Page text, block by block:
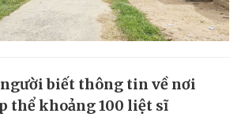
biết thông tin về nơi
thể khoảng 100 liệt sĩ